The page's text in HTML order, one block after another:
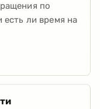
по
ли время на